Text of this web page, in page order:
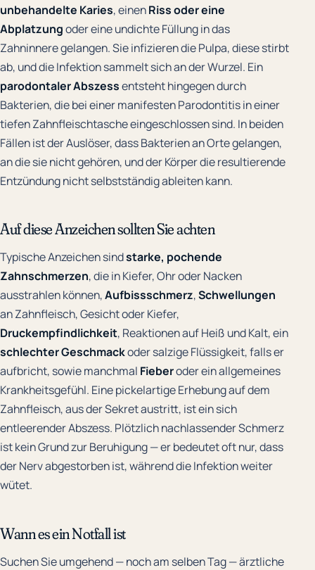
unbehandelte Karies, einenRiss oder eine
Abplatzungoder eine undichte Füllung in das
Zahninnere gelangen. Sie infizieren die Pulpa, diese stirbt
ab, und die Infektion sammelt sich an der Wurzel. Ein
parodontaler Abszessentsteht hingegen durch
Bakterien, die bei einer manifesten Parodontitis in einer
tiefen Zahnfleischtasche eingeschlossen sind. In beiden
Fällen ist der Auslöser, dass Bakterien an Orte gelangen,
an die sie nicht gehören, und der Körper die resultierende
Entzündung nicht selbstständig ableiten kann.
Auf diese Anzeichen sollten Sie achten
Typische Anzeichen sindstarke, pochende
Zahnschmerzen, die in Kiefer, Ohr oder Nacken
ausstrahlen können,Aufbissschmerz,Schwellungen
an Zahnfleisch, Gesicht oder Kiefer,
Druckempfindlichkeit, Reaktionen auf Heiß und Kalt, ein
schlechter Geschmackoder salzige Flüssigkeit, falls er
aufbricht, sowie manchmal Fieberoder ein allgemeines
Krankheitsgefühl. Eine pickelartige Erhebung auf dem
Zahnfleisch, aus der Sekret austritt, ist ein sich
entleerender Abszess. Plötzlich nachlassender Schmerz
ist kein Grund zur Beruhigung — er bedeutet oft nur, dass
der Nerv abgestorben ist, während die Infektion weiter
wütet.
Wann es ein Notfall ist
Suchen Sie umgehend — noch am selben Tag — ärztliche